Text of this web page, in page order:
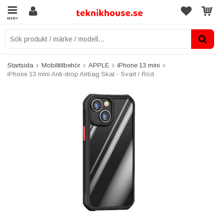
MENY
Startsida Mobiltillbehör APPLE
iPhone 13 mini
iPhone 13 mini Anti-drop Airbag Skal - Svart / Röd